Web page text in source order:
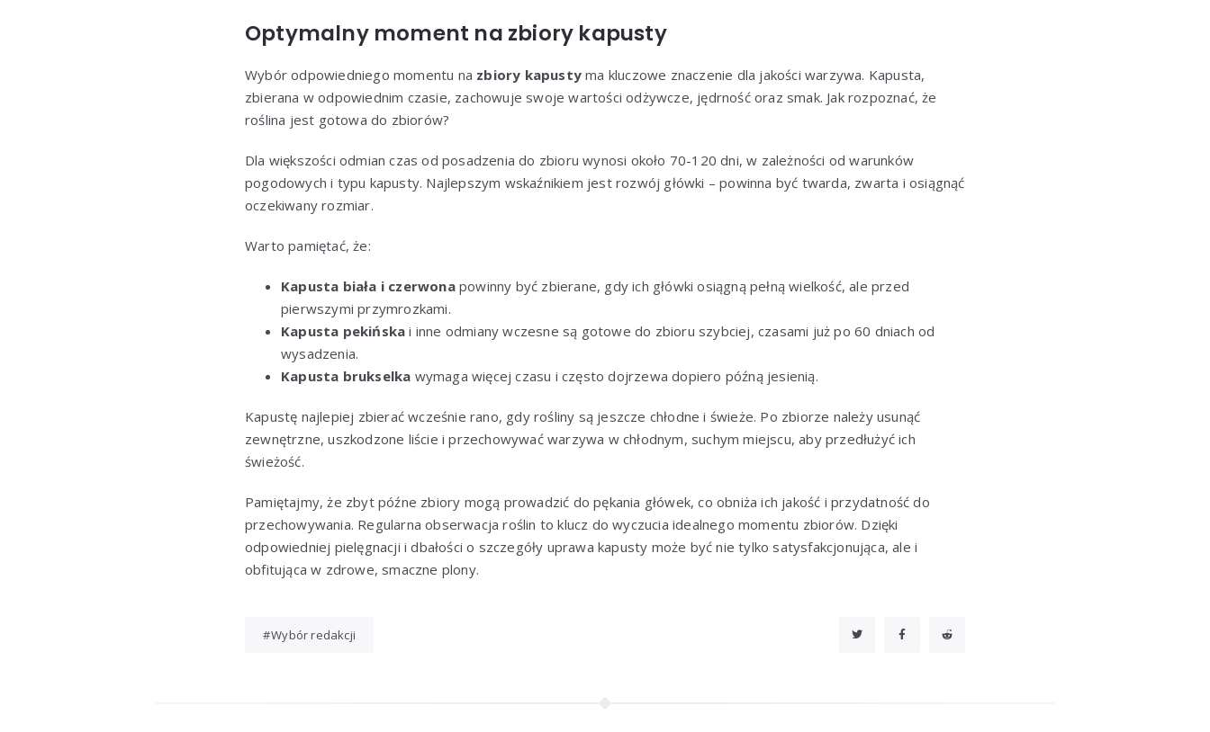
Optymalny moment na zbiory kapusty
Wybór odpowiedniego momentu na zbiory kapusty ma kluczowe znaczenie dla jakości warzywa. Kapusta,
zbierana w odpowiednim czasie, zachowuje swoje wartości odżywcze, jędrność oraz smak. Jak rozpoznać, że
roślina jest gotowa do zbiorów?
Dla większości odmian czas od posadzenia do zbioru wynosi około 70-120 dni, w zależności od warunków
pogodowych i typu kapusty. Najlepszym wskaźnikiem jest rozwój główki – powinna być twarda, zwarta i osiągnąć
oczekiwany rozmiar.
Warto pamiętać, że:
Kapusta biała i czerwonapowinny być zbierane, gdy ich główki osiągną pełną wielkość, ale przed
pierwszymi przymrozkami.
Kapusta pekińska i inne odmiany wczesne są gotowe do zbioru szybciej, czasami już po 60 dniach od
wysadzenia.
Kapusta brukselka wymaga więcej czasu i często dojrzewa dopiero późną jesienią.
Kapustę najlepiej zbierać wcześnie rano, gdy rośliny są jeszcze chłodne i świeże. Po zbiorze należy usunąć
zewnętrzne, uszkodzone liście i przechowywać warzywa w chłodnym, suchym miejscu, aby przedłużyć ich
świeżość.
Pamiętajmy, że zbyt późne zbiory mogą prowadzić do pękania główek, co obniża ich jakość i przydatność do
przechowywania. Regularna obserwacja roślin to klucz do wyczucia idealnego momentu zbiorów. Dzięki
odpowiedniej pielęgnacji i dbałości o szczegóły uprawa kapusty może być nie tylko satysfakcjonująca, ale i
obfitująca w zdrowe, smaczne plony.
Wybór redakcji